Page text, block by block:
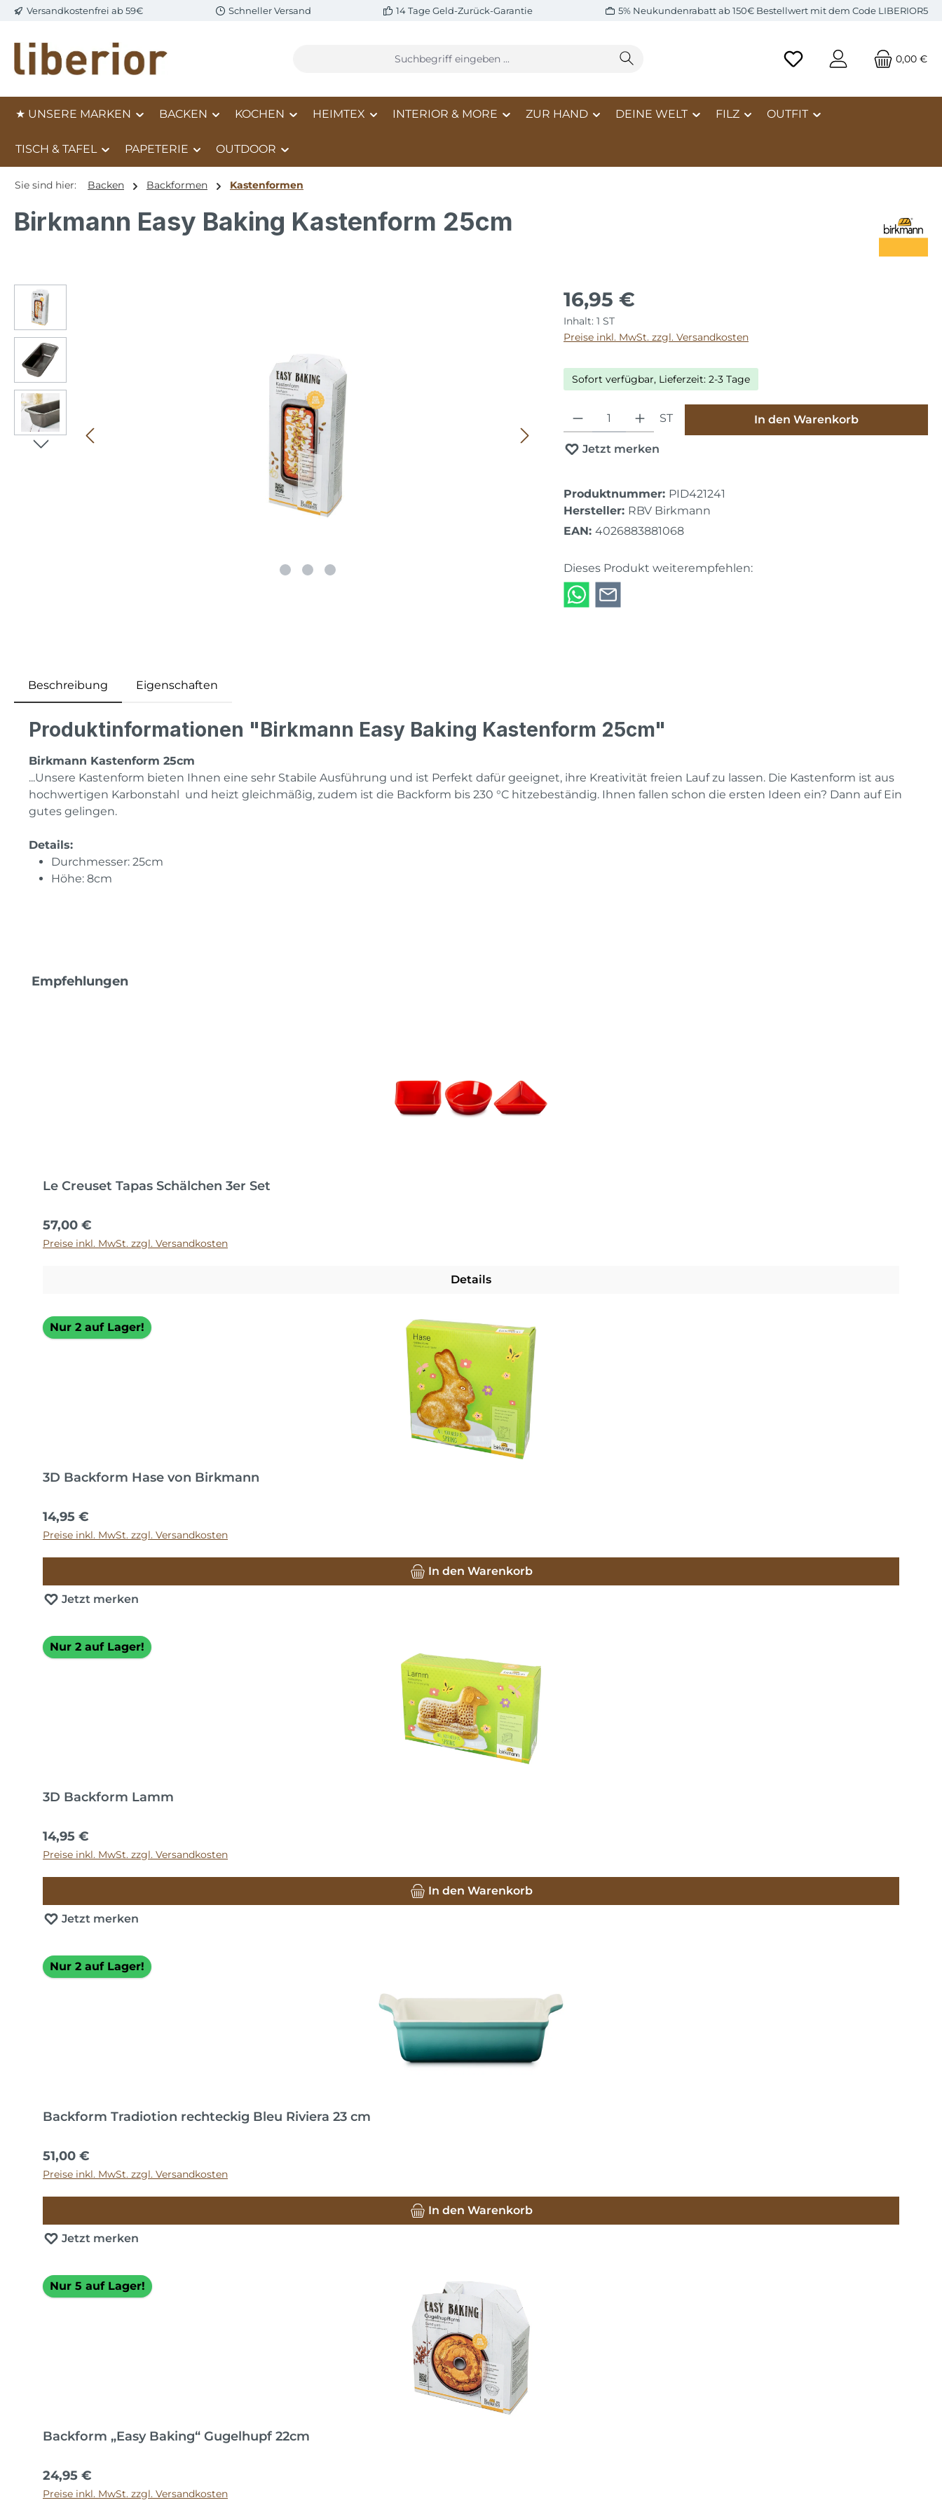
Hauptinhalt springen
Zur Suche springen
Zur Hauptnavigation springen
Versandkostenfrei ab 59€ Schneller Versand 14 Tage Geld-Zurück-Garantie 5% Neukundenrabatt ab 150€ Bestellwert mit dem Code LIBERIOR5
0,00 €
★ UNSERE MARKEN BACKEN KOCHEN HEIMTEX INTERIOR & MORE ZUR HAND DEINE WELT FILZ OUTFIT
TISCH & TAFEL PAPETERIE OUTDOOR
Sie sind hier: Backen Backformen Kastenformen
Birkmann Easy Baking Kastenform 25cm
Bildergalerie überspringen 16,95 €
Inhalt: 1 ST
Preise inkl. MwSt. zzgl. Versandkosten
Sofort verfügbar, Lieferzeit: 2-3 Tage
Produkt Anzahl: Gib den gewünschten Wert ein oder benutze die
ST In den Warenkorb
Jetzt merken
Produktnummer: PID421241
Hersteller: RBV Birkmann
EAN: 4026883881068
Dieses Produkt weiterempfehlen:
Beschreibung Eigenschaften
Produktinformationen "Birkmann Easy Baking Kastenform 25cm"
Birkmann Kastenform 25cm
...Unsere Kastenform bieten Ihnen eine sehr Stabile Ausführung und ist Perfekt dafür geeignet, ihre Kreativität freien Lauf zu lassen. Die Kastenform ist aus
hochwertigen Karbonstahl und heizt gleichmäßig, zudem ist die Backform bis 230 °C hitzebeständig. Ihnen fallen schon die ersten Ideen ein? Dann auf Ein
gutes gelingen.
Details:
Durchmesser: 25cm
Höhe: 8cm
Produktgalerie überspringen
Empfehlungen
Le Creuset Tapas Schälchen 3er Set
Regulärer Preis:
57,00 €
Preise inkl. MwSt. zzgl. Versandkosten
Details
Nur 2 auf Lager!
3D Backform Hase von Birkmann
Regulärer Preis:
14,95 €
Preise inkl. MwSt. zzgl. Versandkosten
In den Warenkorb
Jetzt merken
Nur 2 auf Lager!
3D Backform Lamm
Regulärer Preis:
14,95 €
Preise inkl. MwSt. zzgl. Versandkosten
In den Warenkorb
Jetzt merken
Nur 2 auf Lager!
Backform Tradiotion rechteckig Bleu Riviera 23 cm
Regulärer Preis:
51,00 €
Preise inkl. MwSt. zzgl. Versandkosten
In den Warenkorb
Jetzt merken
Nur 5 auf Lager!
Backform „Easy Baking“ Gugelhupf 22cm
Regulärer Preis:
24,95 €
Preise inkl. MwSt. zzgl. Versandkosten